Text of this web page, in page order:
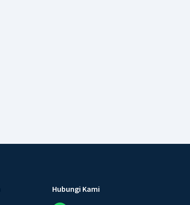
Hubungi Kami